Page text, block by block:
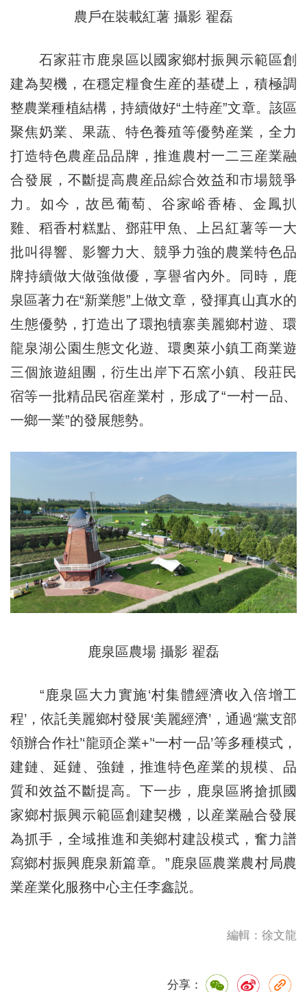
農戶在裝載紅薯 攝影 翟磊
石家莊市鹿泉區以國家鄉村振興示範區創
建為契機，在穩定糧食生産的基礎上，積極調
整農業種植結構，持續做好“土特産”文章。該區
聚焦奶業、果蔬、特色養殖等優勢産業，全力
打造特色農産品品牌，推進農村一二三産業融
合發展，不斷提高農産品綜合效益和市場競爭
力。如今，故邑葡萄、谷家峪香椿、金鳳扒
雞、稻香村糕點、鄧莊甲魚、上呂紅薯等一大
批叫得響、影響力大、競爭力強的農業特色品
牌持續做大做強做優，享譽省內外。同時，鹿
泉區著力在“新業態”上做文章，發揮真山真水的
生態優勢，打造出了環抱犢寨美麗鄉村遊、環
龍泉湖公園生態文化遊、環奧萊小鎮工商業遊
三個旅遊組團，衍生出岸下石窯小鎮、段莊民
宿等一批精品民宿産業村，形成了“一村一品、
一鄉一業”的發展態勢。
鹿泉區農場 攝影 翟磊
“鹿泉區大力實施‘村集體經濟收入倍增工
程’，依託美麗鄉村發展‘美麗經濟’，通過‘黨支部
領辦合作社’‘龍頭企業+’‘一村一品’等多種模式，
建鏈、延鏈、強鏈，推進特色産業的規模、品
質和效益不斷提高。下一步，鹿泉區將搶抓國
家鄉村振興示範區創建契機，以産業融合發展
為抓手，全域推進和美鄉村建設模式，奮力譜
寫鄉村振興鹿泉新篇章。”鹿泉區農業農村局農
業産業化服務中心主任李鑫説。
編輯：徐文龍
分享：